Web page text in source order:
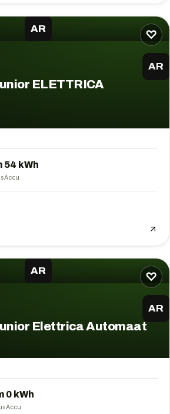
♡
AR
AR
ELETTRICA
54 kWh
Accu
♡
AR
AR
Elettrica Automaat
0 kWh
Accu